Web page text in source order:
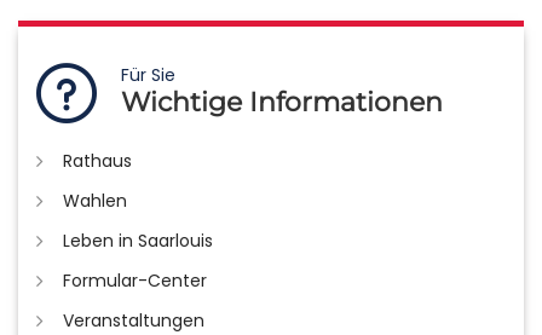
Für Sie
Wichtige Informationen
Rathaus
Wahlen
Leben in Saarlouis
Formular-Center
Veranstaltungen